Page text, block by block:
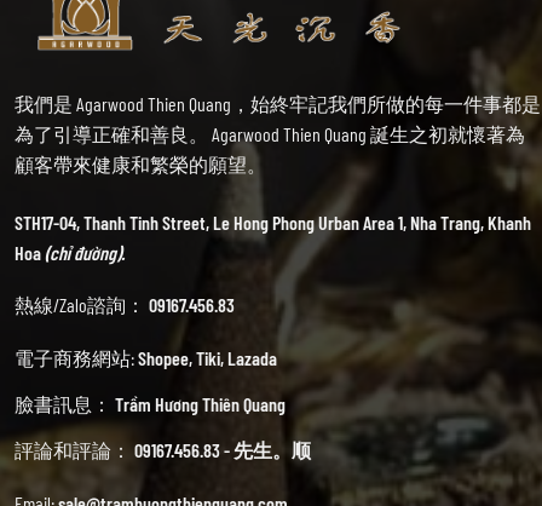
我們是 Agarwood Thien Quang，始終牢記我們所做的每一件事都是
為了引導正確和善良。 Agarwood Thien Quang 誕生之初就懷著為
顧客帶來健康和繁榮的願望。
STH17-04, Thanh Tinh Street, Le Hong Phong Urban Area 1, Nha Trang, Khanh
Hoa(chỉ đường).
熱線/Zalo諮詢： 09167.456.83
電子商務網站:Shopee,Tiki,Lazada
臉書訊息： Trầm Hương Thiên Quang
評論和評論： 09167.456.83 - 先生。顺